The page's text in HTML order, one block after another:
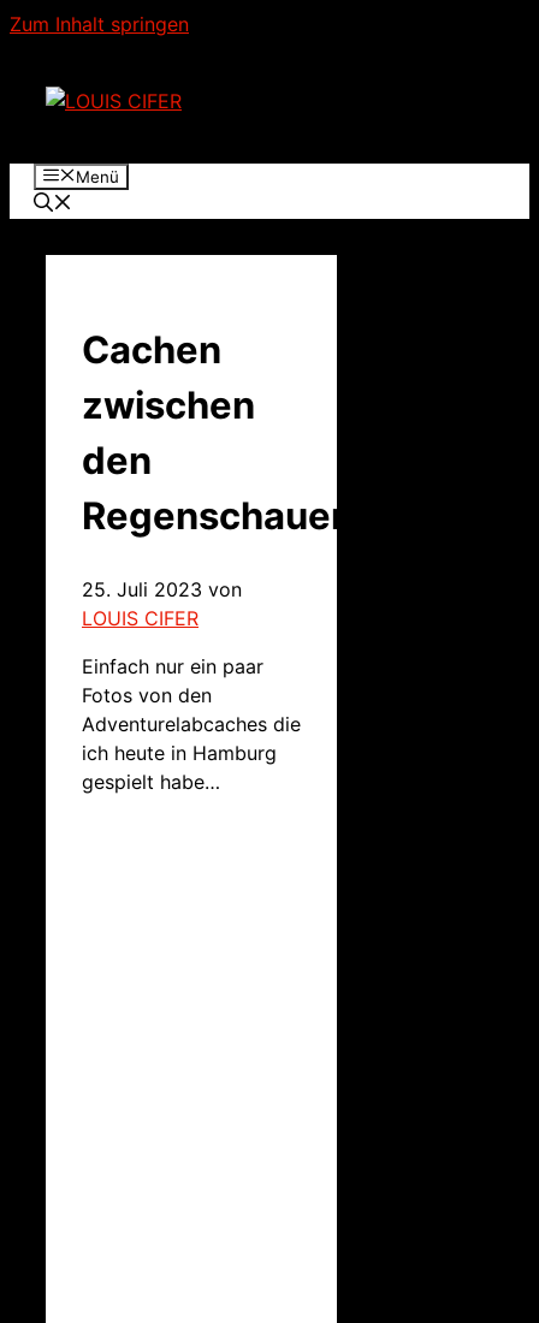
Zum Inhalt springen
Menü
Cachen
zwischen
den
Regenschauern
25. Juli 2023 von
LOUIS CIFER
Einfach nur ein paar
Fotos von den
Adventurelabcaches die
ich heute in Hamburg
gespielt habe…